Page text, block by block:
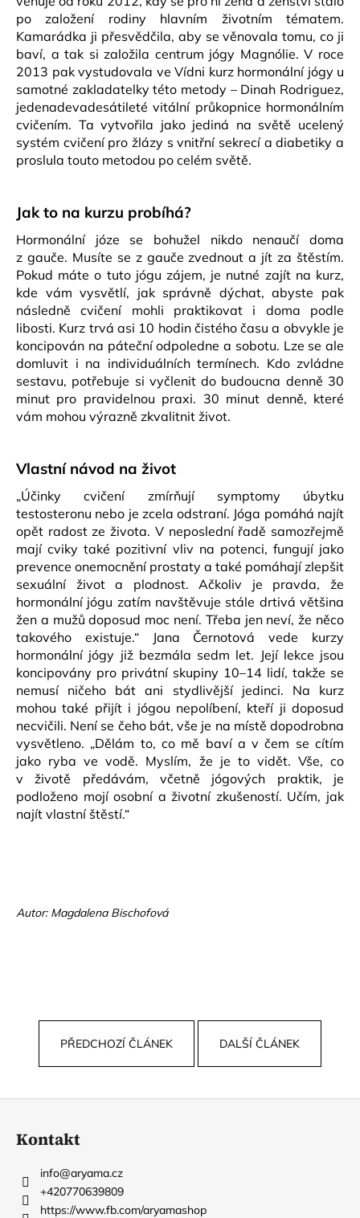
po založení rodiny hlavním životním tématem.
Kamarádka ji přesvědčila, aby se věnovala tomu, co ji
baví, a tak si založila centrum jógy Magnólie. V roce
2013 pak vystudovala ve Vídni kurz hormonální jógy u
samotné zakladatelky této metody – Dinah Rodriguez,
jedenadevadesátileté vitální průkopnice hormonálním
cvičením. Ta vytvořila jako jediná na světě ucelený
systém cvičení pro žlázy s vnitřní sekrecí a diabetiky a
proslula touto metodou po celém světě.
Jak to na kurzu probíhá?
Hormonální józe se bohužel nikdo nenaučí doma
z gauče. Musíte se z gauče zvednout a jít za štěstím.
Pokud máte o tuto jógu zájem, je nutné zajít na kurz,
kde vám vysvětlí, jak správně dýchat, abyste pak
následně cvičení mohli praktikovat i doma podle
libosti. Kurz trvá asi 10 hodin čistého času a obvykle je
koncipován na páteční odpoledne a sobotu. Lze se ale
domluvit i na individuálních termínech. Kdo zvládne
sestavu, potřebuje si vyčlenit do budoucna denně 30
minut pro pravidelnou praxi. 30 minut denně, které
vám mohou výrazně zkvalitnit život.
Vlastní návod na život
„Účinky cvičení zmírňují symptomy úbytku
testosteronu nebo je zcela odstraní. Jóga pomáhá najít
opět radost ze života. V neposlední řadě samozřejmě
mají cviky také pozitivní vliv na potenci, fungují jako
prevence onemocnění prostaty a také pomáhají zlepšit
sexuální život a plodnost. Ačkoliv je pravda, že
hormonální jógu zatím navštěvuje stále drtivá většina
žen a mužů doposud moc není. Třeba jen neví, že něco
takového existuje.“ Jana Černotová vede kurzy
hormonální jógy již bezmála sedm let. Její lekce jsou
koncipovány pro privátní skupiny 10–14 lidí, takže se
nemusí ničeho bát ani stydlivější jedinci. Na kurz
mohou také přijít i jógou nepolíbení, kteří ji doposud
necvičili. Není se čeho bát, vše je na místě dopodrobna
vysvětleno. „Dělám to, co mě baví a v čem se cítím
jako ryba ve vodě. Myslím, že je to vidět. Vše, co
v životě předávám, včetně jógových praktik, je
podloženo mojí osobní a životní zkušeností. Učím, jak
najít vlastní štěstí.“
Autor: Magdalena Bischofová
PŘEDCHOZÍ ČLÁNEK DALŠÍ ČLÁNEK
Z
Kontakt
info@aryama.cz
+420770639809
https://www.fb.com/aryamashop